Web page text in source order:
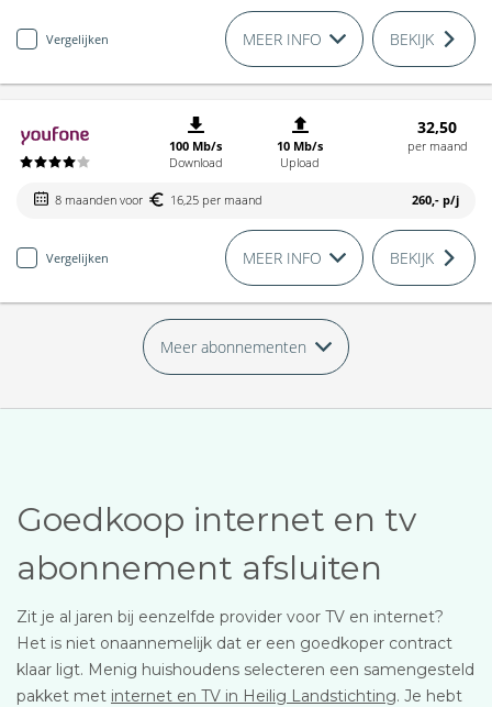
Vergelijken MEER INFO BEKIJK
100 Mb/s
Download
10 Mb/s
Upload
32,50
per maand
8 maanden voor 16,25 per maand 260,- p/j
Vergelijken MEER INFO BEKIJK
Meer abonnementen
Goedkoop internet en tv
abonnement afsluiten
Zit je al jaren bij eenzelfde provider voor TV en internet?
Het is niet onaannemelijk dat er een goedkoper contract
klaar ligt. Menig huishoudens selecteren een samengesteld
pakket met internet en TV in Heilig Landstichting. Je hebt